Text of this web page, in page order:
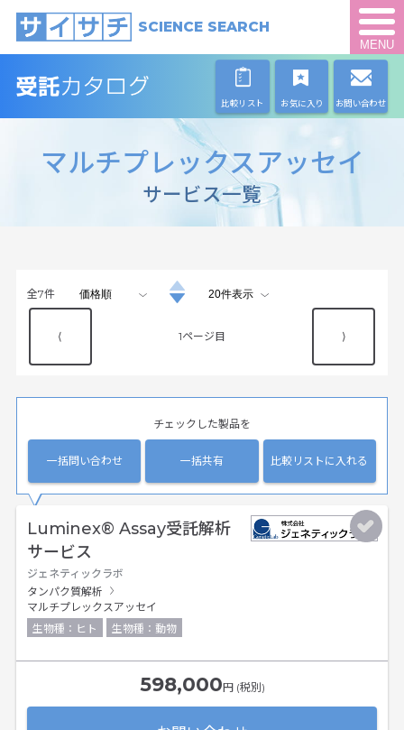
SCIENCE SEARCH
MENU
比較リスト お気に入り お問い合わせ
マルチプレックスアッセイ
サービス一覧
全7件
⟨ 1 ⟩
チェックした製品を
一括問い合わせ 一括共有 比較リストに入れる
Luminex® Assay受託解析
サービス
ジェネティックラボ
タンパク質解析
マルチプレックスアッセイ
生物種：ヒト
生物種：動物
598,000円 (税別)